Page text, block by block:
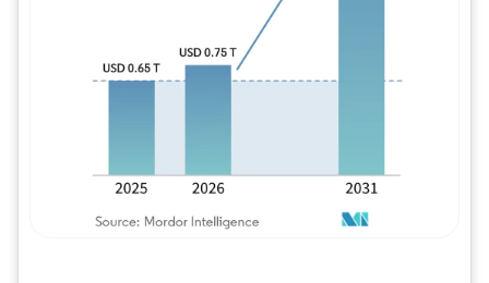
Bild © Mordor Intelligence.